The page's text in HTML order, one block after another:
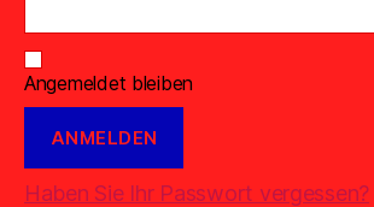
Angemeldet bleiben
Haben Sie Ihr Passwort vergessen?